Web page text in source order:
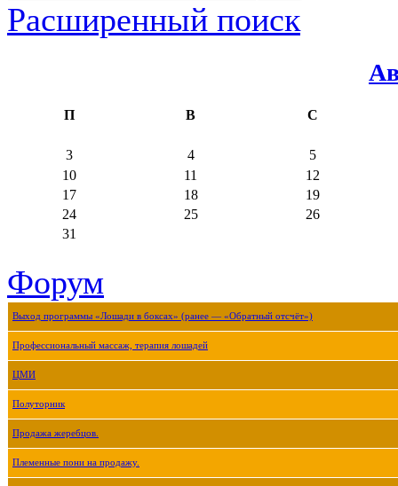
Расширенный поиск
П В С
3 4
5
10
11
12
17
18
19
24
25
26
31
Форум
Выход программы «Лошади в боксах» (ранее — «Обратный отсчёт»)
Профессиональный массаж, терапия лошадей
ЦМИ
Полуторник
Продажа жеребцов.
Племенные пони на продажу.